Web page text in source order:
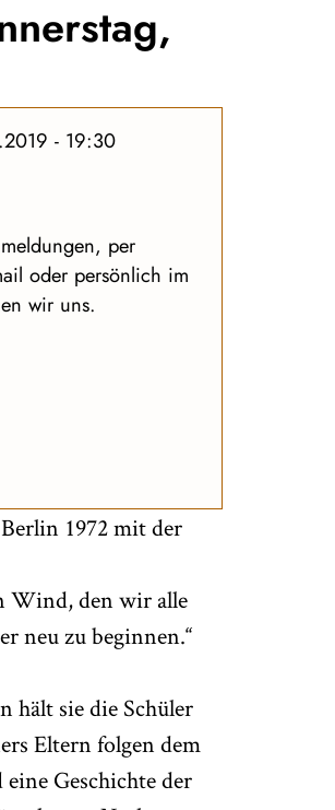
- 19:30
per
oder persönlich im
wir uns.
1972 mit der
Wind, den wir alle
neu zu beginnen.“
hält sie die Schüler
Eltern folgen dem
Geschichte der